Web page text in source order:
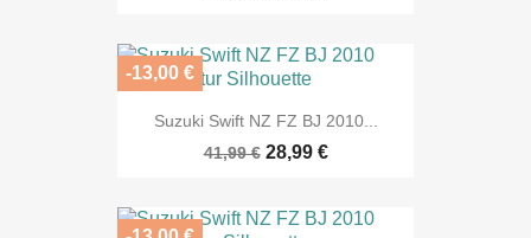
Suzuki Swift NZ FZ BJ 2010...
41,99 € 28,99 €
-13,00 €